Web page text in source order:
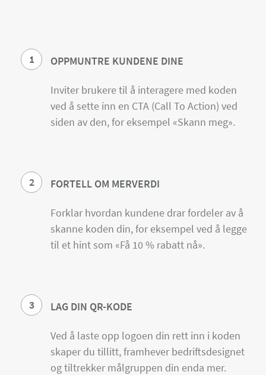
1 OPPMUNTRE KUNDENE DINE
Inviter brukere til å interagere med koden
ved å sette inn en CTA (Call To Action) ved
siden av den, for eksempel «Skann meg».
2 FORTELL OM MERVERDI
Forklar hvordan kundene drar fordeler av å
skanne koden din, for eksempel ved å legge
til et hint som «Få 10 % rabatt nå».
3 LAG DIN QR-KODE
Ved å laste opp logoen din rett inn i koden
skaper du tillitt, framhever bedriftsdesignet
og tiltrekker målgruppen din enda mer.